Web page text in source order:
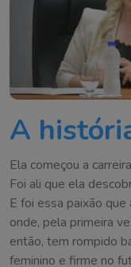
A
Ela começou a
Foi ali que ela
E foi essa paixão
onde, pela primeira
então, tem rompido
feminino e firme no